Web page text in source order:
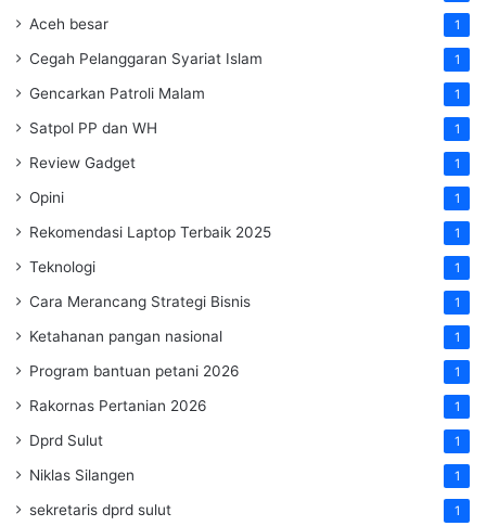
Aceh besar 1
Cegah Pelanggaran Syariat Islam 1
Gencarkan Patroli Malam 1
Satpol PP dan WH 1
Review Gadget 1
Opini 1
Rekomendasi Laptop Terbaik 2025 1
Teknologi 1
Cara Merancang Strategi Bisnis 1
Ketahanan pangan nasional 1
Program bantuan petani 2026 1
Rakornas Pertanian 2026 1
Dprd Sulut 1
Niklas Silangen 1
sekretaris dprd sulut 1